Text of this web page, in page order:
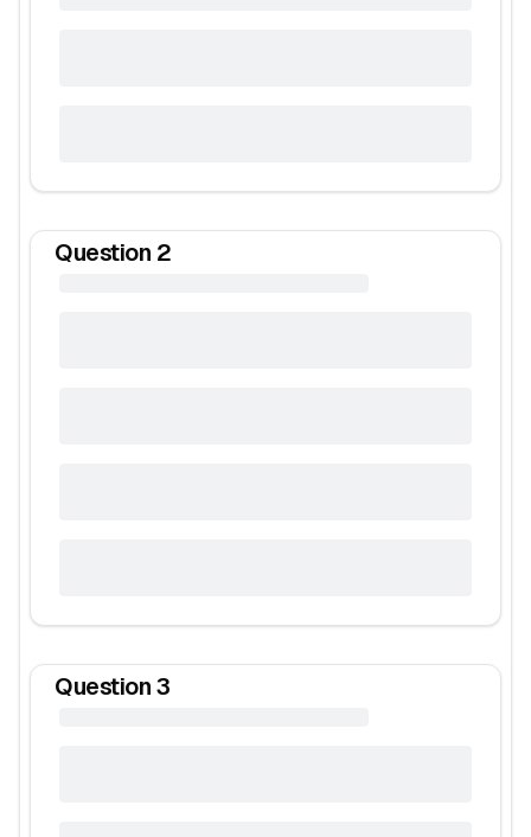
Question 2
Question 3